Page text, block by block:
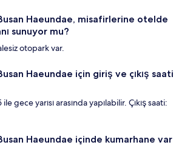
Haeundae, misafirlerine otelde
sunuyor mu?
otopark var.
Haeundae için giriş ve çıkış saati
gece yarısı arasında yapılabilir. Çıkış saati:
Haeundae içinde kumarhane var